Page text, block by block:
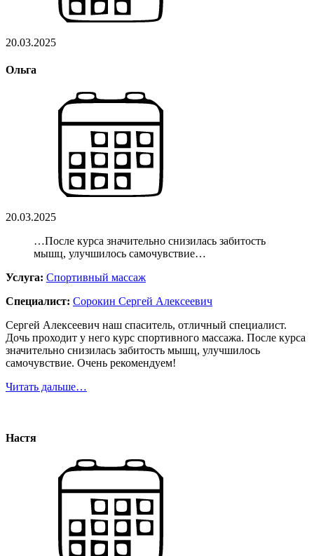
20.03.2025
Ольга
20.03.2025
…После курса значительно снизилась забитость
мышц, улучшилось самочувствие…
Услуга: Спортивный массаж
Специалист: Сорокин Сергей Алексеевич
Сергей Алексеевич наш спаситель, отличный специалист.
Дочь проходит у него курс спортивного массажа. После курса
значительно снизилась забитость мышц, улучшилось
самочувствие. Очень рекомендуем!
Читать дальше…
Настя